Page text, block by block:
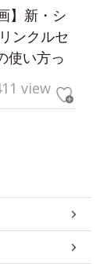
】新・シ
ンクルセ
使い方っ
view